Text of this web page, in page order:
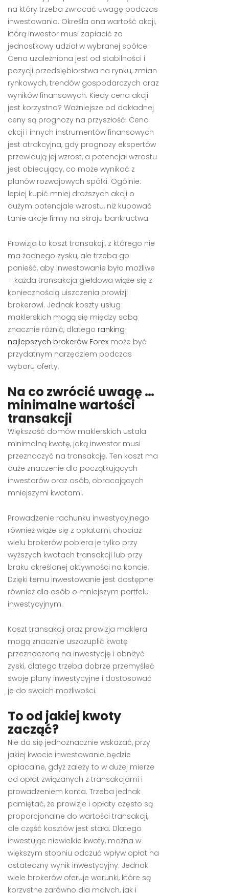
na który trzeba zwracać uwagę podczas
inwestowania. Określa ona wartość akcji,
którą inwestor musi zapłacić za
jednostkowy udział w wybranej spółce.
Cena uzależniona jest od stabilności i
pozycji przedsiębiorstwa na rynku, zmian
rynkowych, trendów gospodarczych oraz
wyników finansowych. Kiedy cena akcji
jest korzystna? Ważniejsze od dokładnej
ceny są prognozy na przyszłość. Cena
akcji i innych instrumentów finansowych
jest atrakcyjna, gdy prognozy ekspertów
przewidują jej wzrost, a potencjał wzrostu
jest obiecujący, co może wynikać z
planów rozwojowych spółki. Ogólnie:
lepiej kupić mniej droższych akcji o
dużym potencjale wzrostu, niż kupować
tanie akcje firmy na skraju bankructwa.
Prowizja to koszt transakcji, z którego nie
ma żadnego zysku, ale trzeba go
ponieść, aby inwestowanie było możliwe
– każda transakcja giełdowa wiąże się z
koniecznością uiszczenia prowizji
brokerowi. Jednak koszty usług
maklerskich mogą się między sobą
znacznie różnić, dlatego ranking
najlepszych brokerów Forex może być
przydatnym narzędziem podczas
wyboru oferty.
Na co zwrócić uwagę …
minimalne wartości
transakcji
Większość domów maklerskich ustala
minimalną kwotę, jaką inwestor musi
przeznaczyć na transakcję. Ten koszt ma
duże znaczenie dla początkujących
inwestorów oraz osób, obracających
mniejszymi kwotami.
Prowadzenie rachunku inwestycyjnego
również wiąże się z opłatami, chociaż
wielu brokerów pobiera je tylko przy
wyższych kwotach transakcji lub przy
braku określonej aktywności na koncie.
Dzięki temu inwestowanie jest dostępne
również dla osób o mniejszym portfelu
inwestycyjnym.
Koszt transakcji oraz prowizja maklera
mogą znacznie uszczuplić kwotę
przeznaczoną na inwestycję i obniżyć
zyski, dlatego trzeba dobrze przemyśleć
swoje plany inwestycyjne i dostosować
je do swoich możliwości.
To od jakiej kwoty
zacząć?
Nie da się jednoznacznie wskazać, przy
jakiej kwocie inwestowanie będzie
opłacalne, gdyż zależy to w dużej mierze
od opłat związanych z transakcjami i
prowadzeniem konta. Trzeba jednak
pamiętać, że prowizje i opłaty często są
proporcjonalne do wartości transakcji,
ale część kosztów jest stała. Dlatego
inwestując niewielkie kwoty, można w
większym stopniu odczuć wpływ opłat na
ostateczny wynik inwestycyjny. Jednak
wiele brokerów oferuje warunki, które są
korzystne zarówno dla małych, jak i